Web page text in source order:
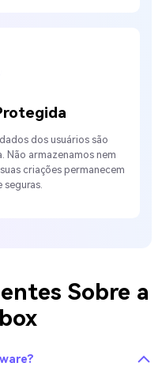
dos usuários são
Não armazenamos nem
criações permanecem
seguras.
Sobre a